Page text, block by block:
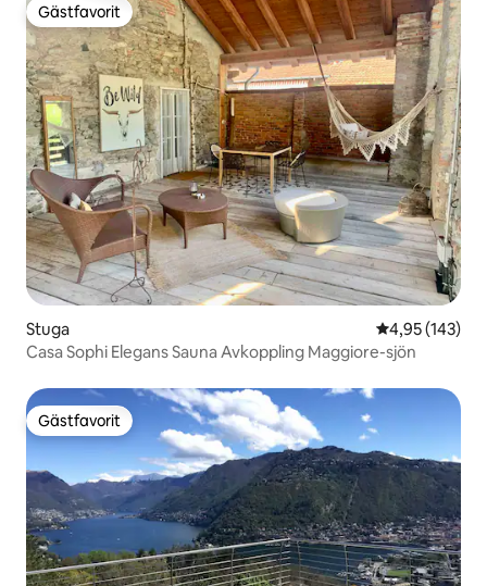
Gästfavorit
Gästfavorit
Stuga 4,95 av 5 i
4,95 (143)
Casa Sophi Elegans Sauna Avkoppling Maggiore-sjön
Gästfavorit
Gästfavorit